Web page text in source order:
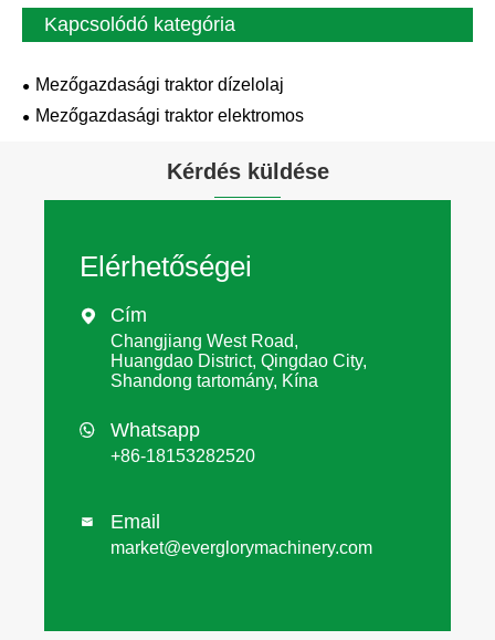
Kapcsolódó kategória
Mezőgazdasági traktor dízelolaj
Mezőgazdasági traktor elektromos
Kérdés küldése
Elérhetőségei
 Cím
Changjiang West Road,
Huangdao District, Qingdao City,
Shandong tartomány, Kína
 Whatsapp
+86-18153282520
 Email
market@everglorymachinery.com